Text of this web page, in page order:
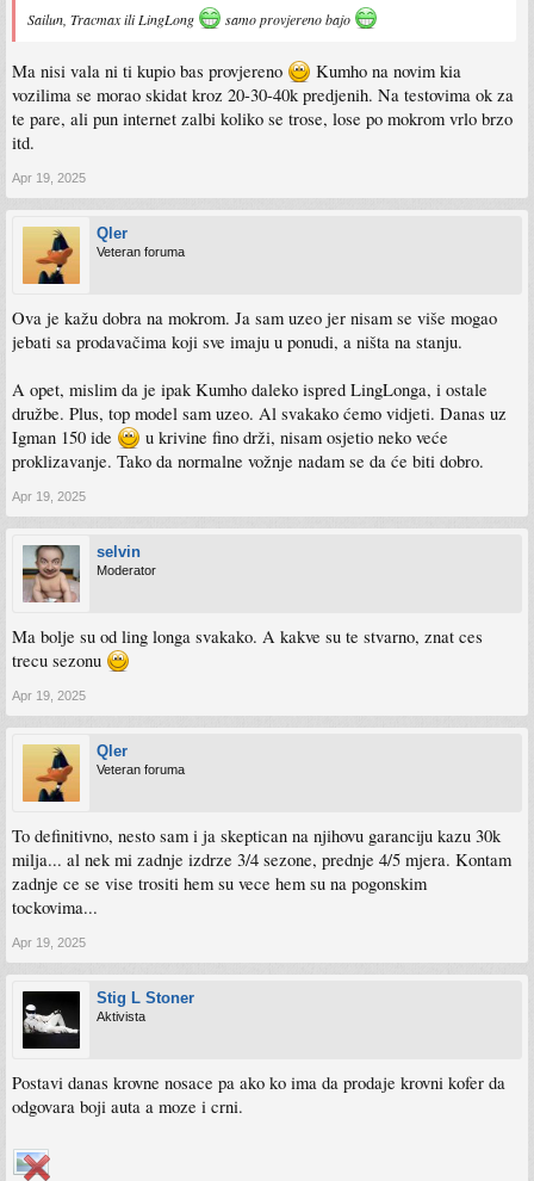
Sailun, Tracmax ili LingLong samo provjereno bajo
Ma nisi vala ni ti kupio bas provjereno
Kumho na novim kia
vozilima se morao skidat kroz 20-30-40k predjenih. Na testovima ok za
te pare, ali pun internet zalbi koliko se trose, lose po mokrom vrlo brzo
itd.
Apr 19, 2025
Qler
Veteran foruma
Ova je kažu dobra na mokrom. Ja sam uzeo jer nisam se više mogao
jebati sa prodavačima koji sve imaju u ponudi, a ništa na stanju.
A opet, mislim da je ipak Kumho daleko ispred LingLonga, i ostale
družbe. Plus, top model sam uzeo. Al svakako ćemo vidjeti. Danas uz
Igman 150 ide
u krivine fino drži, nisam osjetio neko veće
proklizavanje. Tako da normalne vožnje nadam se da će biti dobro.
Apr 19, 2025
selvin
Moderator
Ma bolje su od ling longa svakako. A kakve su te stvarno, znat ces
trecu sezonu
Apr 19, 2025
Qler
Veteran foruma
To definitivno, nesto sam i ja skeptican na njihovu garanciju kazu 30k
milja... al nek mi zadnje izdrze 3/4 sezone, prednje 4/5 mjera. Kontam
zadnje ce se vise trositi hem su vece hem su na pogonskim
tockovima...
Apr 19, 2025
Stig L Stoner
Aktivista
Postavi danas krovne nosace pa ako ko ima da prodaje krovni kofer da
odgovara boji auta a moze i crni.